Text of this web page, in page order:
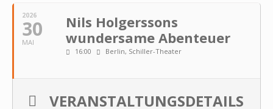
2026
30
MAI
Nils Holgerssons
wundersame Abenteuer
16:00 Berlin, Schiller-Theater
VERANSTALTUNGSDETAILS